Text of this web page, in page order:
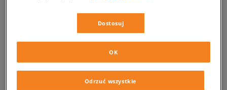
579,99 zł z VAT
(Cena początkowa)
Dostosuj
Odrzuć wszystkie
OK